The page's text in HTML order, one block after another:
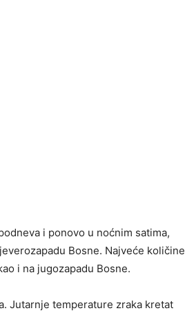
i ponovo u noćnim satima,
Bosne. Najveće količine
i na jugozapadu Bosne.
Jutarnje temperature zraka kretat